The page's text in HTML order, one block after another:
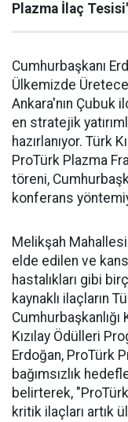
Plazma İlaç
Cumhurbaşkanı
Ülkemizde
Ankara'nın Çubuk
en stratejik
hazırlanıyor. Türk
ProTürk Plazma
töreni,
konferans
Melikşah
elde edilen ve
hastalıkları gibi
kaynaklı ilaçların
Kızılay Ödülleri
Erdoğan, ProTürk
bağımsızlık
belirterek,
kritik ilaçları artık